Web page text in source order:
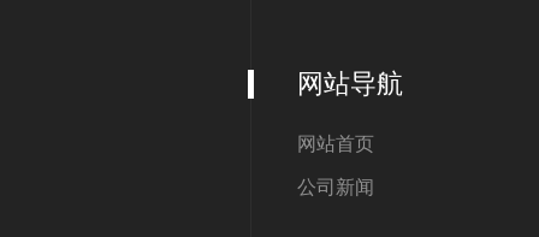
网站导航
网站首页
公司新闻